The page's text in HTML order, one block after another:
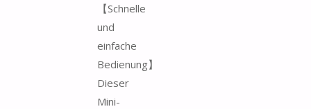
【Schnelle
und
einfache
Bedienung】
Dieser
Mini-